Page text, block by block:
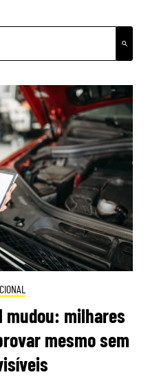
mudou: milhares
mesmo sem